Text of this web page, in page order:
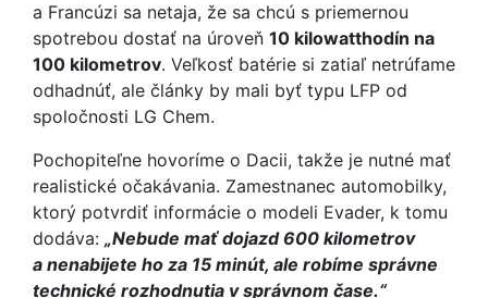
a Francúzi sa netaja, že sa chcú s priemernou
spotrebou dostať na úroveň 10 kilowatthodín na
100 kilometrov. Veľkosť batérie si zatiaľ netrúfame
odhadnúť, ale články by mali byť typu LFP od
spoločnosti LG Chem.
Pochopiteľne hovoríme o Dacii, takže je nutné mať
realistické očakávania. Zamestnanec automobilky,
ktorý potvrdiť informácie o modeli Evader, k tomu
dodáva: „Nebude mať dojazd 600 kilometrov
a nenabijete ho za 15 minút, ale robíme správne
technické rozhodnutia v správnom čase.“